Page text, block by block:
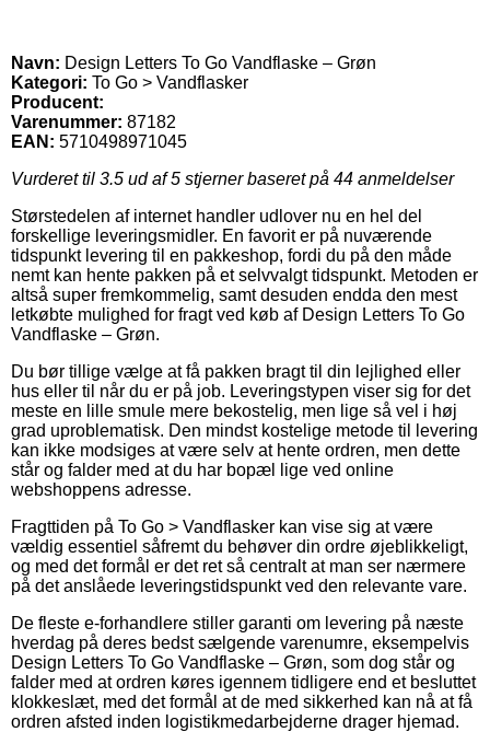
Navn: Design Letters To Go Vandflaske – Grøn
Kategori: To Go > Vandflasker
Producent:
Varenummer: 87182
EAN: 5710498971045
Vurderet til 3.5 ud af 5 stjerner baseret på 44 anmeldelser
Størstedelen af internet handler udlover nu en hel del
forskellige leveringsmidler. En favorit er på nuværende
tidspunkt levering til en pakkeshop, fordi du på den måde
nemt kan hente pakken på et selvvalgt tidspunkt. Metoden er
altså super fremkommelig, samt desuden endda den mest
letkøbte mulighed for fragt ved køb af Design Letters To Go
Vandflaske – Grøn.
Du bør tillige vælge at få pakken bragt til din lejlighed eller
hus eller til når du er på job. Leveringstypen viser sig for det
meste en lille smule mere bekostelig, men lige så vel i høj
grad uproblematisk. Den mindst kostelige metode til levering
kan ikke modsiges at være selv at hente ordren, men dette
står og falder med at du har bopæl lige ved online
webshoppens adresse.
Fragttiden på To Go > Vandflasker kan vise sig at være
vældig essentiel såfremt du behøver din ordre øjeblikkeligt,
og med det formål er det ret så centralt at man ser nærmere
på det anslåede leveringstidspunkt ved den relevante vare.
De fleste e-forhandlere stiller garanti om levering på næste
hverdag på deres bedst sælgende varenumre, eksempelvis
Design Letters To Go Vandflaske – Grøn, som dog står og
falder med at ordren køres igennem tidligere end et besluttet
klokkeslæt, med det formål at de med sikkerhed kan nå at få
ordren afsted inden logistikmedarbejderne drager hjemad.